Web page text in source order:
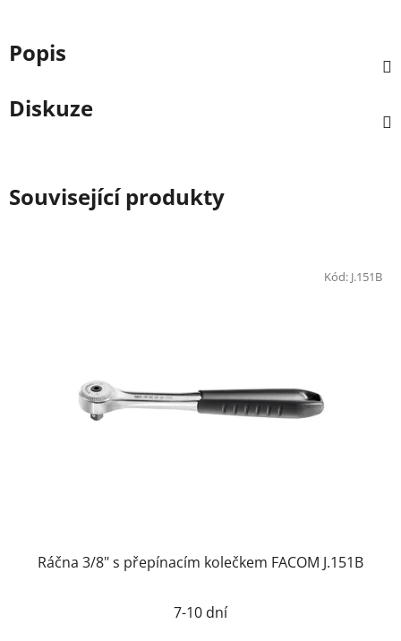
Popis
Diskuze
Související produkty
Ráčna 3/8" s přepínacím kolečkem FACOM J.151B
7-10 dní
Kód: J.151B